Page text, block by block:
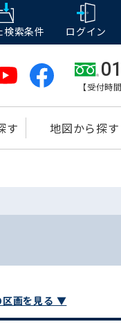
検索条件 ログイン
【受付時
す 地図から探す
区画を見る ▼